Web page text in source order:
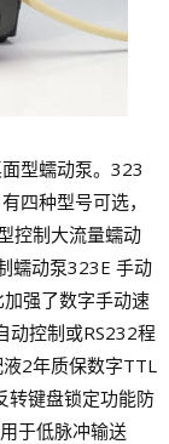
型蠕动泵。323
四种型号可选，
控制大流量蠕动
蠕动泵323E 手动
强了数字手动速
动控制或RS232程
2年质保数字TTL
转键盘锁定功能防
于低脉冲输送